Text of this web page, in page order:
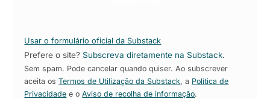
Usar o formulário oficial da Substack
Prefere o site?Subscreva diretamente na Substack.
Sem spam. Pode cancelar quando quiser. Ao subscrever
aceita osTermos de Utilização da Substack , a Política de
Privacidade e oAviso de recolha de informação.